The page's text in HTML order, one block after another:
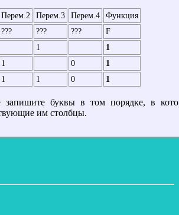
Перем.2 Перем.3 Перем.4
Функция
??? ??? ???
F
1
1
1 0
1
1
1 0 1
запишите буквы в том порядке, в
им столбцы.